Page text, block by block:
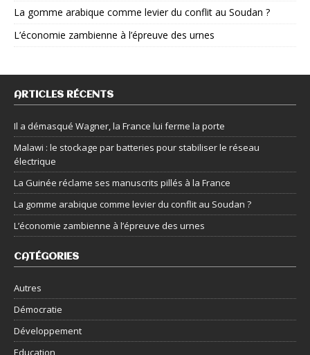
La gomme arabique comme levier du conflit au Soudan ?
L’économie zambienne à l’épreuve des urnes
ARTICLES RÉCENTS
Il a démasqué Wagner, la France lui ferme la porte
Malawi : le stockage par batteries pour stabiliser le réseau
électrique
La Guinée réclame ses manuscrits pillés à la France
La gomme arabique comme levier du conflit au Soudan ?
L’économie zambienne à l’épreuve des urnes
CATÉGORIES
Autres
Démocratie
Développement
Education